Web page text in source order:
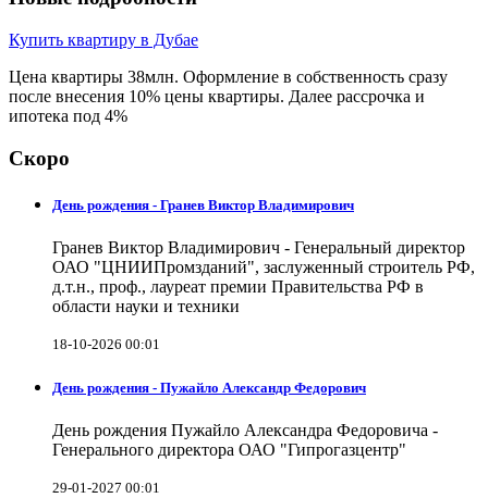
Купить квартиру в Дубае
Цена квартиры 38млн. Оформление в собственность сразу
после внесения 10% цены квартиры. Далее рассрочка и
ипотека под 4%
Скоро
День рождения - Гранев Виктор Владимирович
Гранев Виктор Владимирович - Генеральный директор
ОАО "ЦНИИПромзданий", заслуженный строитель РФ,
д.т.н., проф., лауреат премии Правительства РФ в
области науки и техники
18-10-2026 00:01
День рождения - Пужайло Александр Федорович
День рождения Пужайло Александра Федоровича -
Генерального директора ОАО "Гипрогазцентр"
29-01-2027 00:01